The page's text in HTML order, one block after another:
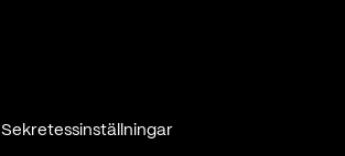
Sekretessinställningar